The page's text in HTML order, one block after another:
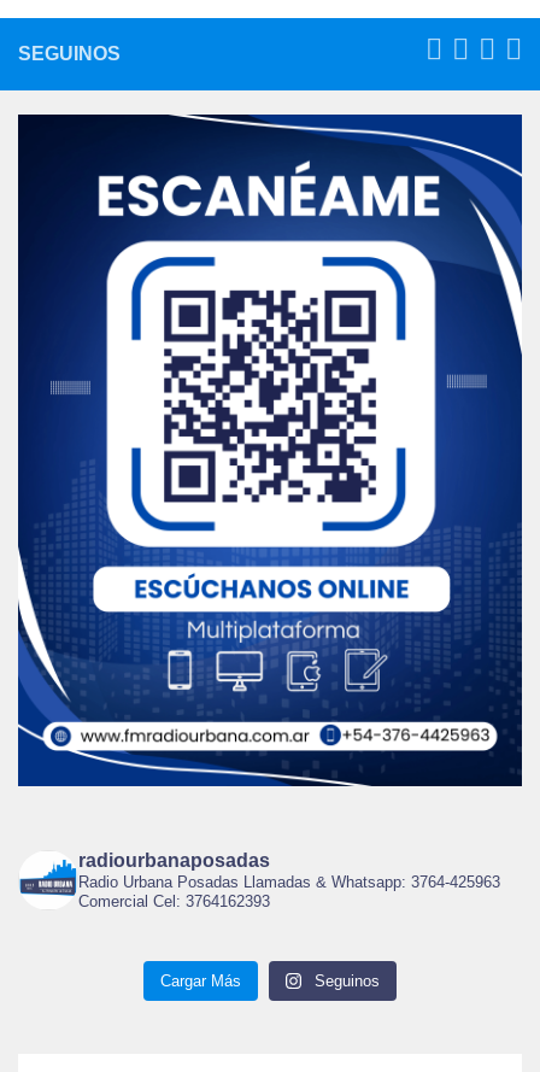
SEGUINOS
radiourbanaposadas
Radio Urbana Posadas Llamadas & Whatsapp: 3764-425963
Comercial Cel: 3764162393
Cargar Más Seguinos